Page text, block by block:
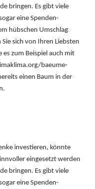
bringen. Es gibt viele
eine Spenden-
hübschen Umschlag
sich von Ihren Liebsten
es zum Beispiel auch mit
baeume-
einen Baum in der
investieren, könnte
eingesetzt werden
bringen. Es gibt viele
eine Spenden-